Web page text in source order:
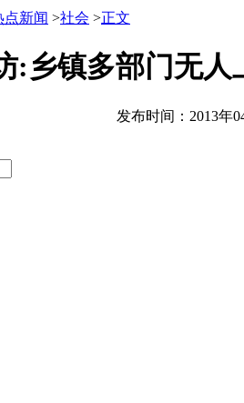
点新闻 >社会 >正文
:乡镇多部门无人
发布时间：2013年